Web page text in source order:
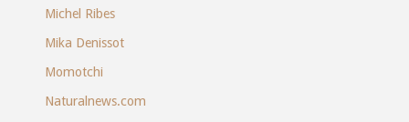
Michel Ribes
Mika Denissot
Momotchi
Naturalnews.com